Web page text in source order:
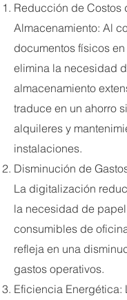
Reducción de Costos
Almacenamiento: Al
documentos físicos
elimina la necesidad
almacenamiento
traduce en un ahorro
alquileres y
instalaciones.
Disminución de
La digitalización
la necesidad de
consumibles de
refleja en una
gastos operativos.
Eficiencia Energética: